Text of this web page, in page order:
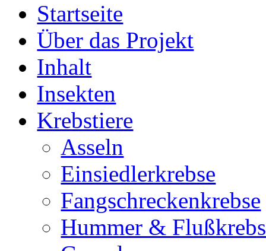
Startseite
Über das Projekt
Inhalt
Insekten
Krebstiere
Asseln
Einsiedlerkrebse
Fangschreckenkrebse
Hummer &